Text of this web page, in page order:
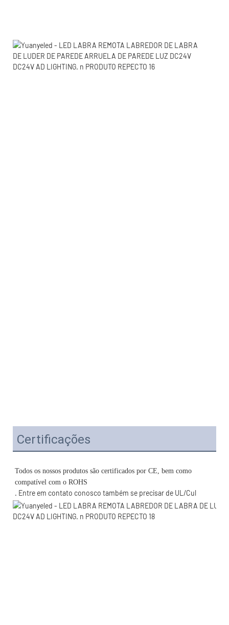
Certificações
Todos os nossos produtos são certificados por CE, bem como
. Entre em contato conosco também se precisar de UL/Cul